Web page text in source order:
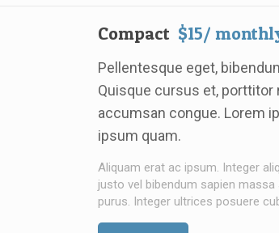
Compact $15/
Pellentesque eget,
Quisque cursus et, porttitor
accumsan congue. Lorem
ipsum quam.
Aliquam erat ac ipsum. Integer
justo vel bibendum sapien
purus. Integer ultrices posuere